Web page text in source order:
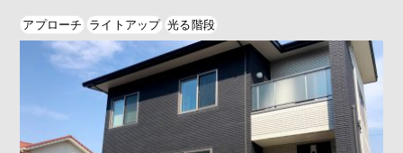
アプローチ ライトアップ 光る階段